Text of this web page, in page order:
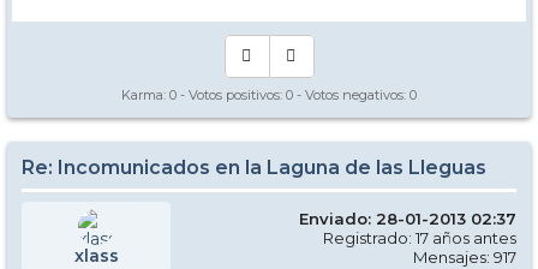
Karma: 0 - Votos positivos: 0 - Votos negativos: 0
Re: Incomunicados en la Laguna de las Lleguas
xlass
Enviado: 28-01-2013 02:37
Registrado: 17 años antes
Mensajes: 917